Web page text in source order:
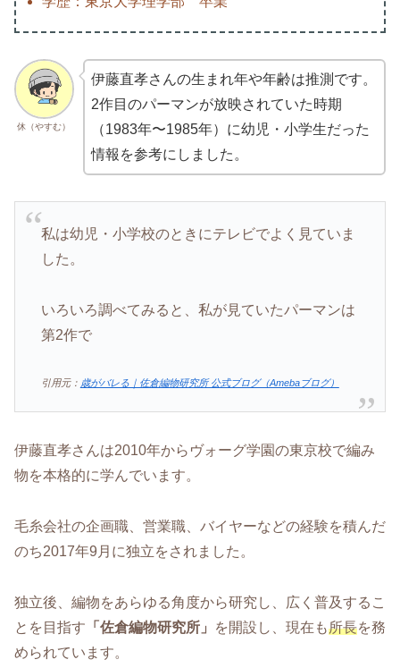
休（やすむ）
伊藤直孝さんの生まれ年や年齢は推測です。
2作目のパーマンが放映されていた時期
（1983年〜1985年）に幼児・小学生だった
情報を参考にしました。
私は幼児・小学校のときにテレビでよく見ていま
した。
いろいろ調べてみると、私が見ていたパーマンは
第2作で
引用元： 歳がバレる｜佐倉編物研究所 公式ブログ（Amebaブログ）
伊藤直孝さんは2010年からヴォーグ学園の東京校で編み
物を本格的に学んでいます。
毛糸会社の企画職、営業職、バイヤーなどの経験を積んだ
のち2017年9月に独立をされました。
独立後、編物をあらゆる角度から研究し、広く普及するこ
とを目指す 「佐倉編物研究所」 を開設し、現在も所長を務
められています。